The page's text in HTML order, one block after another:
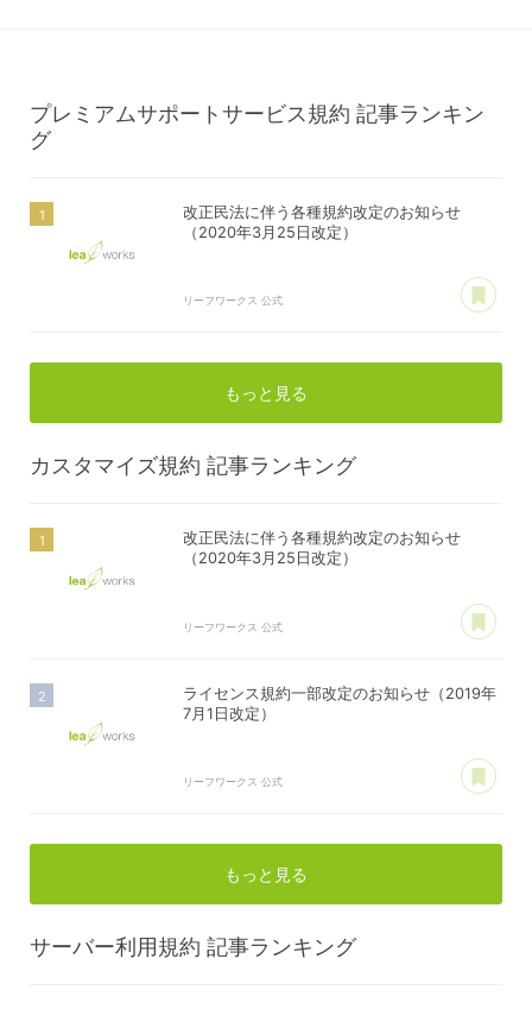
プレミアムサポートサービス規約 記事ランキン
グ
改正民法に伴う各種規約改定のお知らせ
（2020年3月25日改定）
リーフワークス 公式
もっと見る
カスタマイズ規約 記事ランキング
改正民法に伴う各種規約改定のお知らせ
（2020年3月25日改定）
リーフワークス 公式
ライセンス規約一部改定のお知らせ（2019年
7月1日改定）
リーフワークス 公式
もっと見る
サーバー利用規約 記事ランキング